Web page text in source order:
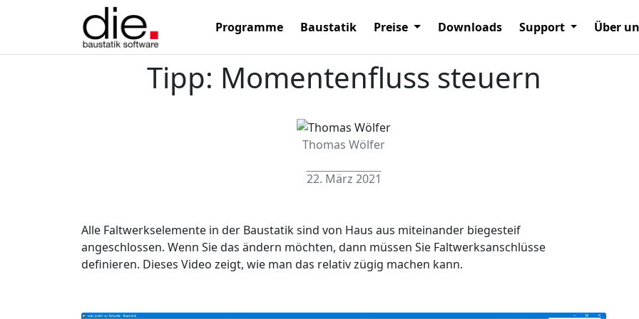
Programme Baustatik Preise Downloads Support Über
Tipp: Momentenfluss steuern
Thomas Wölfer
22. März 2021
Alle Faltwerkselemente in der Baustatik sind von Haus aus miteinander biegesteif
angeschlossen. Wenn Sie das ändern möchten, dann müssen Sie Faltwerksanschlüsse
definieren. Dieses Video zeigt, wie man das relativ zügig machen kann.